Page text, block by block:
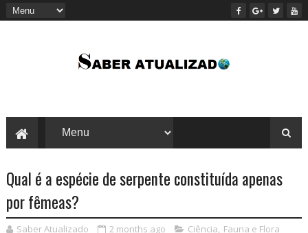
Qual é a espécie de serpente constituída apenas
por fêmeas?
Saber Atualizado 2 months ago Ciência, Fauna e Flora